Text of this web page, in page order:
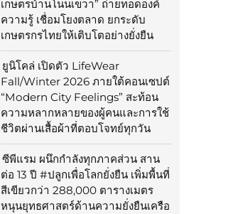
เกษตรบ้านโนนเขวา” ถ่ายทอดองค์
ความรู้ เชื่อมโยงตลาด ยกระดับ
เกษตรกรไทยให้เติบโตอย่างยั่งยืน
ยูนิโคล่ เปิดตัว LifeWear
Fall/Winter 2026 ภายใต้คอนเซปต์
“Modern City Feelings” สะท้อน
ความหลากหลายของผู้คนและการใช้
ชีวิตผ่านเสื้อผ้าที่ตอบโจทย์ทุกวัน
ซีพีแรม ผนึกกำลังทุกภาคส่วน สาน
ต่อ 13 ปี #ปลูกเพื่อโลกยั่งยืน เพิ่มพื้นที่
สีเขียวกว่า 288,000 ตารางเมตร
หนุนยุทธศาสตร์ด้านความยั่งยืนเครือ